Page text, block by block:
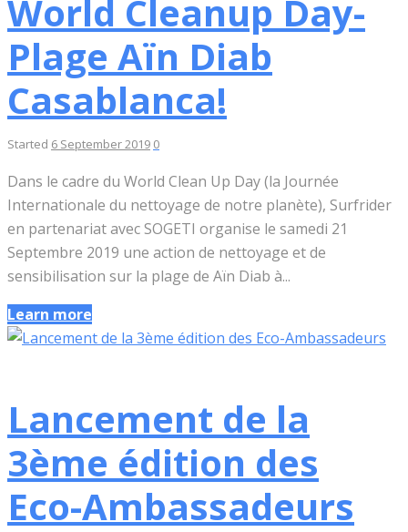
World Cleanup Day-
Plage Aïn Diab
Casablanca!
Started 6 September 2019 0
Dans le cadre du World Clean Up Day (la Journée
Internationale du nettoyage de notre planète), Surfrider
en partenariat avec SOGETI organise le samedi 21
Septembre 2019 une action de nettoyage et de
sensibilisation sur la plage de Aïn Diab à...
Learn more
Lancement de la
3ème édition des
Eco-Ambassadeurs